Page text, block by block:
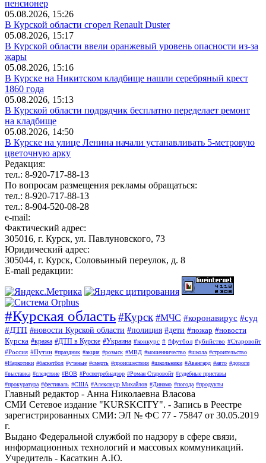
пенсионер
05.08.2026, 15:26
В Курской области сгорел Renault Duster
05.08.2026, 15:17
В Курской области ввели оранжевый уровень опасности из-за
жары
05.08.2026, 15:16
В Курске на Никитском кладбище нашли серебряный крест
1860 года
05.08.2026, 15:13
В Курской области подрядчик бесплатно переделает ремонт
на кладбище
05.08.2026, 14:50
В Курске на улице Ленина начали устанавливать 5-метровую
цветочную арку
Редакция:
тел.: 8-920-717-88-13
По вопросам размещения рекламы обращаться:
тел.: 8-920-717-88-13
тел.: 8-904-520-08-28
e-mail:
Фактический адрес:
305016, г. Курск, ул. Павлуновского, 73
Юридический адрес:
305044, г. Курск, Соловьиный переулок, д. 8
E-mail редакции:
#Курская область#Курск #МЧС #коронавирус #суд
#ДТП #новости Курской области #полиция #дети #пожар #новости
Курска #кража #ДТП в Курске #Украина #конкурс # #футбол #убийство #Старовойт
#Россия #Путин #праздник #акция #розыск #МВД #мошенничество #школа #строительство
#Наркотики #баскетбол #ученые #смерть #происшествия #школьники #Авангард #авто #дороги
#выставка #следствие #ВОВ #Роспотребнадзор #Роман Старовойт #судебные приставы
#прокуратура #фестиваль #США #Александр Михайлов #Динамо #погода #продукты
Главный редактор - Анна Николаевна Власова
СМИ Сетевое издание "KURSKCITY". - Запись в Реестре
зарегистрированных СМИ: ЭЛ № ФС 77 - 75847 от 30.05.2019
г.
Выдано Федеральной службой по надзору в сфере связи,
информационных технологий и массовых коммуникаций.
Учредитель - Касаткин А.Ю.